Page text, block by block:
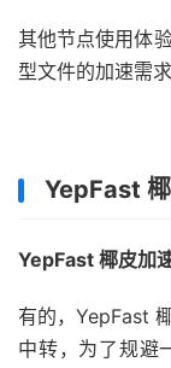
其他节点使用体
型文件的加速需求
YepFast
YepFast 椰皮加
有的，YepFast
中转，为了规避